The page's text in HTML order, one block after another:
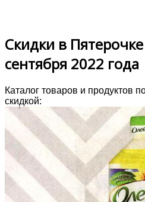
Скидки в
сентября 2022 года
Каталог товаров и продуктов
скидкой: